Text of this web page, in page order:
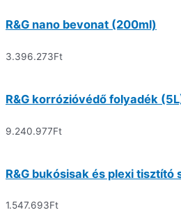
R&G nano bevonat (200ml)
3.396.273Ft
R&G korrózióvédő folyadék
9.240.977Ft
R&G bukósisak és plexi tisztító
1.547.693Ft